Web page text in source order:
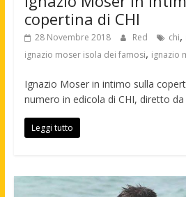
copertina di CHI
28 Novembre 2018 Red chi,
ignazio moser isola dei famosi, ignazio
Ignazio Moser in intimo sulla
numero in edicola di CHI, diretto
Leggi tutto